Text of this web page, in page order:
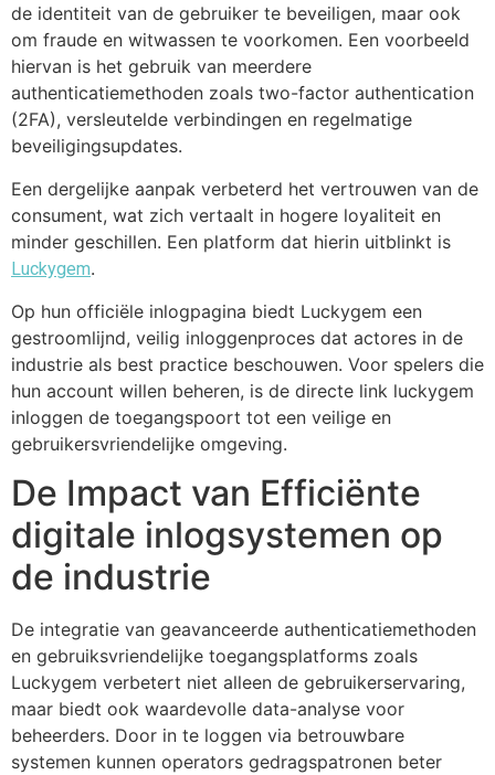
de identiteit van de gebruiker te beveiligen, maar ook
om fraude en witwassen te voorkomen. Een voorbeeld
hiervan is het gebruik van meerdere
authenticatiemethoden zoals two-factor authentication
(2FA), versleutelde verbindingen en regelmatige
beveiligingsupdates.
Een dergelijke aanpak verbeterd het vertrouwen van de
consument, wat zich vertaalt in hogere loyaliteit en
minder geschillen. Een platform dat hierin uitblinkt is
Luckygem.
Op hun officiële inlogpagina biedt Luckygem een
gestroomlijnd, veilig inloggenproces dat actores in de
industrie als best practice beschouwen. Voor spelers die
hun account willen beheren, is de directe link luckygem
inloggen de toegangspoort tot een veilige en
gebruikersvriendelijke omgeving.
De Impact van Efficiënte
digitale inlogsystemen op
de industrie
De integratie van geavanceerde authenticatiemethoden
en gebruiksvriendelijke toegangsplatforms zoals
Luckygem verbetert niet alleen de gebruikerservaring,
maar biedt ook waardevolle data-analyse voor
beheerders. Door in te loggen via betrouwbare
systemen kunnen operators gedragspatronen beter